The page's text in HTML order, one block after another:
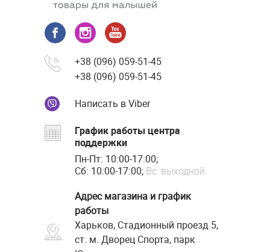
+38 (096) 059-51-45
+38 (096) 059-51-45
Написать в Viber
График работы центра
поддержки
Пн-Пт: 10:00-17:00;
Сб: 10:00-17:00; Вс: выходной
Адрес магазина и график
работы
Харьков, Стадионный проезд 5,
ст. м. Дворец Спорта, парк